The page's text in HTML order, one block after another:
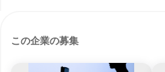
この企業の募集